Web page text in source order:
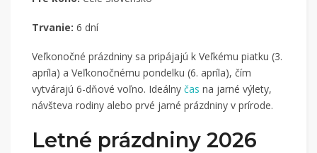
Trvanie: 6 dní
Veľkonočné prázdniny sa pripájajú k Veľkému piatku (3.
apríla) a Veľkonočnému pondelku (6. apríla), čím
vytvárajú 6-dňové voľno. Ideálny čas na jarné výlety,
návšteva rodiny alebo prvé jarné prázdniny v prírode.
Letné prázdniny 2026